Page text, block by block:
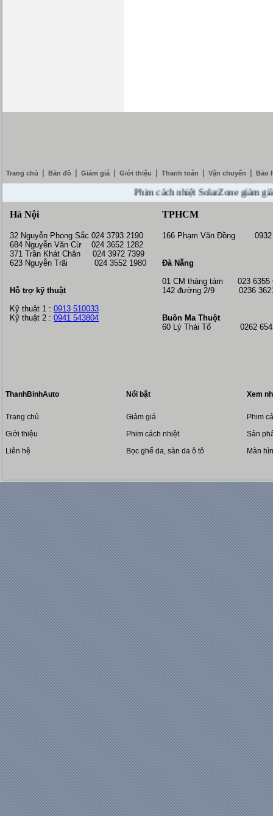
Trang chủ Bản đồ Giảm giá Giới thiệu Thanh toán Vận chuyển Bảo
Phim cách nhiệt SolarZone giảm giá
Hà Nội
32 Nguyễn Phong Sắc 024 3793 2190
684 Nguyễn Văn Cừ 024 3652 1282
371 Trần Khát Chân 024 3972 7399
623 Nguyễn Trãi 024 3552 1980
Hỗ trợ kỹ thuật
Kỹ thuật 1 : 0913 510033
Kỹ thuật 2 : 0941 543804
TPHCM
166 Phạm Văn Đồng 0932
Đà Nẵng
01 CM tháng tám 023 6355
142 đường 2/9 0236
Buôn Ma Thuột
60 Lý Thái Tổ 0262
ThanhBinhAuto
Trang chủ
Giới thiệu
Liên hệ
Nổi bật
Giảm giá
Phim cách nhiệt
Bọc ghế da, sàn da ô tô
Xem
Phim
Sản
Màn